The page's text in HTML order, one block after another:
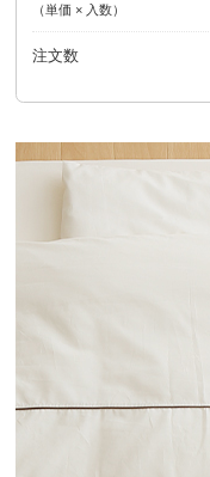
（単価 × 入数）
注文数